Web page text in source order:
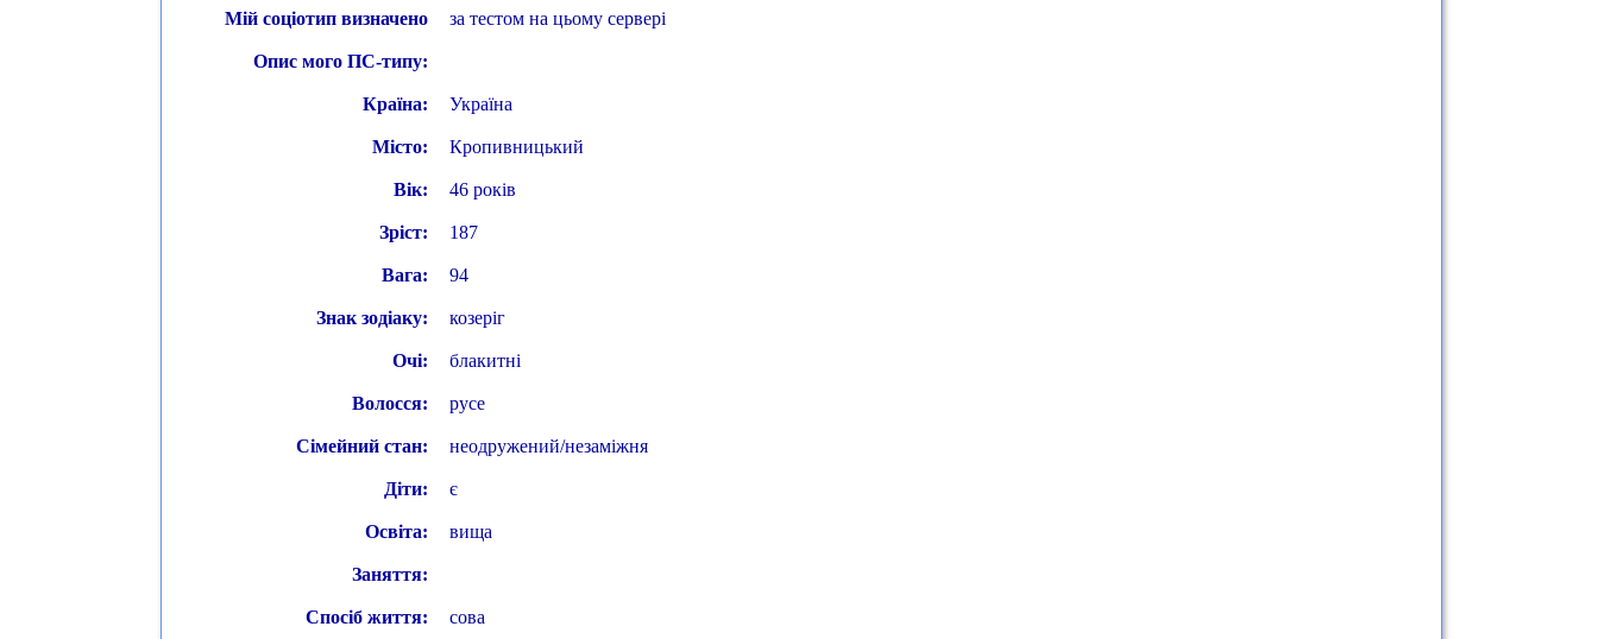
Мій соціотип визначено за тестом на цьому сервері
Опис мого ПС-типу:
Країна: Україна
Місто: Кропивницький
Вік: 46 років
Зріст: 187
Вага: 94
Знак зодіаку: козеріг
Очі: блакитні
Волосся: русе
Сімейний стан: неодружений/незаміжня
Діти: є
Освіта: вища
Заняття:
Спосіб життя: сова